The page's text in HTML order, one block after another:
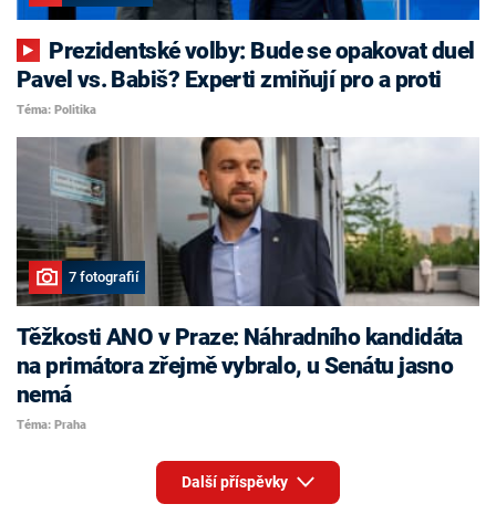
Pavel vs. Babiš? Experti zmiňují pro a proti
Téma: Politika
7 fotografií
Těžkosti ANO v Praze: Náhradního kandidáta
na primátora zřejmě vybralo, u Senátu jasno
nemá
Téma: Praha
Další příspěvky